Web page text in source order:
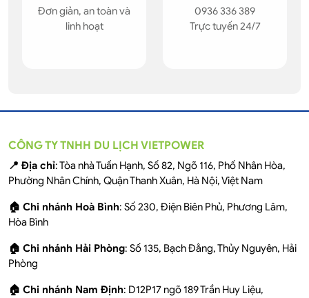
Đơn giản, an toàn và
linh hoạt
0936 336 389
Trực tuyến 24/7
CÔNG TY TNHH DU LỊCH VIETPOWER
📍 Địa chỉ: Tòa nhà Tuấn Hạnh, Số 82, Ngõ 116, Phố Nhân Hòa,
Phường Nhân Chính, Quận Thanh Xuân, Hà Nội, Việt Nam
🏠 Chi nhánh Hoà Bình: Số 230, Điện Biên Phủ, Phương Lâm,
Hòa Bình
🏠 Chi nhánh Hải Phòng: Số 135, Bạch Đằng, Thủy Nguyên, Hải
Phòng
🏠 Chi nhánh Nam Định: D12P17 ngõ 189 Trần Huy Liệu,